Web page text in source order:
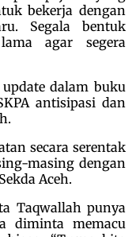
bekerja dengan
Segala bentuk
agar segera
dalam buku
antisipasi dan
secara serentak
masing dengan
Aceh.
Taqwallah punya
diminta memacu